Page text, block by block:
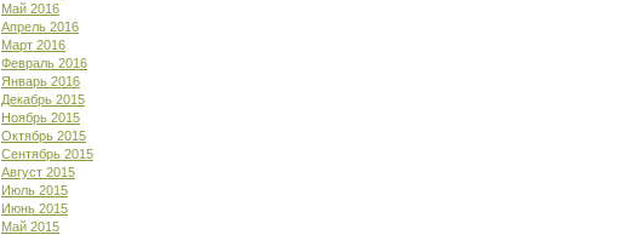
Май 2016
Апрель 2016
Март 2016
Февраль 2016
Январь 2016
Декабрь 2015
Ноябрь 2015
Октябрь 2015
Сентябрь 2015
Август 2015
Июль 2015
Июнь 2015
Май 2015